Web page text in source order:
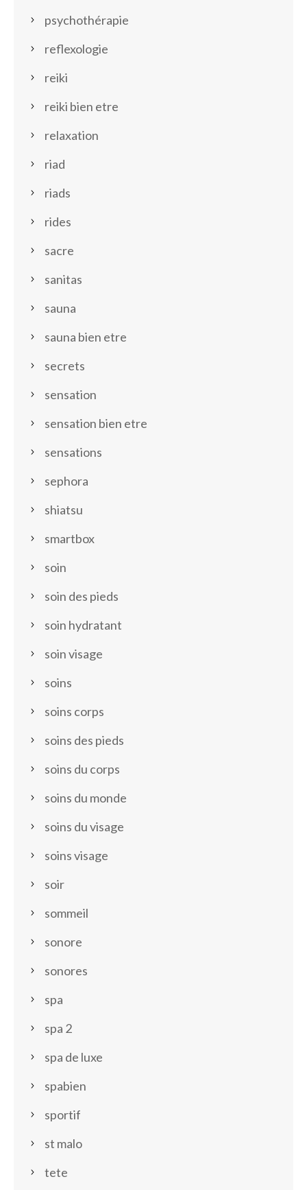
psychothérapie
reflexologie
reiki
reiki bien etre
relaxation
riad
riads
rides
sacre
sanitas
sauna
sauna bien etre
secrets
sensation
sensation bien etre
sensations
sephora
shiatsu
smartbox
soin
soin des pieds
soin hydratant
soin visage
soins
soins corps
soins des pieds
soins du corps
soins du monde
soins du visage
soins visage
soir
sommeil
sonore
sonores
spa
spa 2
spa de luxe
spabien
sportif
st malo
tete